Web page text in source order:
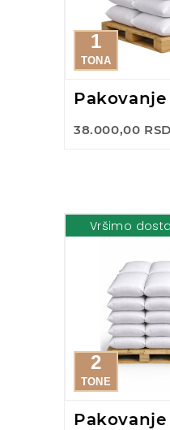
1
TONA
38.000,00 RSD
Vršimo
2
TONE